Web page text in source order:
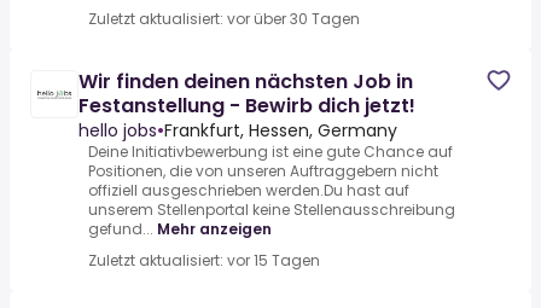
Zuletzt aktualisiert: vor über 30 Tagen
Wir finden deinen nächsten Job in
Festanstellung - Bewirb dich jetzt!
hello jobs•Frankfurt, Hessen, Germany
Deine Initiativbewerbung ist eine gute Chance auf
Positionen, die von unseren Auftraggebern nicht
offiziell ausgeschrieben werden.Du hast auf
unserem Stellenportal keine Stellenausschreibung
gefund... Mehr anzeigen
Zuletzt aktualisiert: vor 15 Tagen